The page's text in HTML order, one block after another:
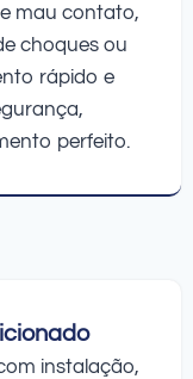
mau contato,
choques ou
rápido e
perfeito.
instalação,